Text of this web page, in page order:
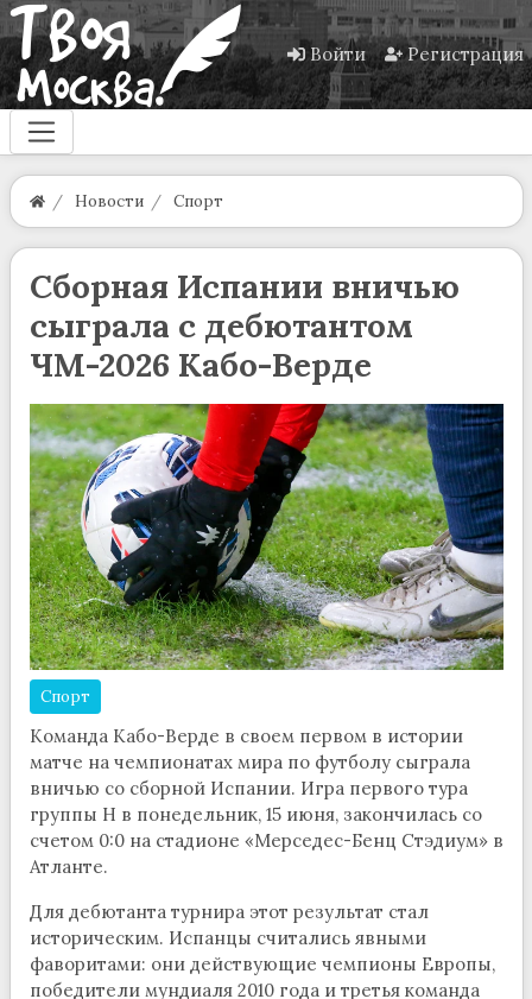
Войти Регистрация
Новости Спорт
Сборная Испании вничью
сыграла с дебютантом
ЧМ-2026 Кабо-Верде
Спорт
Команда Кабо-Верде в своем первом в истории
матче на чемпионатах мира по футболу сыграла
вничью со сборной Испании. Игра первого тура
группы H в понедельник, 15 июня, закончилась со
счетом 0:0 на стадионе «Мерседес-Бенц Стэдиум» в
Атланте.
Для дебютанта турнира этот результат стал
историческим. Испанцы считались явными
фаворитами: они действующие чемпионы Европы,
победители мундиаля 2010 года и третья команда